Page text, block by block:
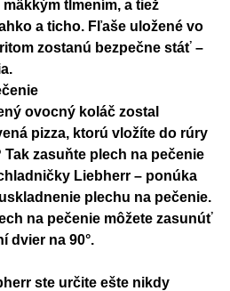
tlmením, a tiež
a ticho. Fľaše uložené vo
zostanú bezpečne stáť –
ovocný koláč zostal
pizza, ktorú vložíte do rúry
zasuňte plech na pečenie
Liebherr – ponúka
plechu na pečenie.
na pečenie môžete zasunúť
dvier na 90°.
ste určite ešte nikdy